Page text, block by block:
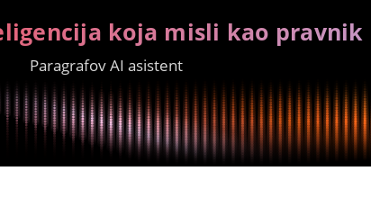
koja misli kao pravnik
Paragrafov AI asistent